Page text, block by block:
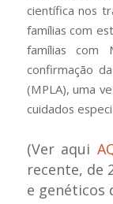
científica nos
famílias com
famílias com
confirmação
(MPLA), uma
cuidados
(Ver aqui
recente, de
e genéticos